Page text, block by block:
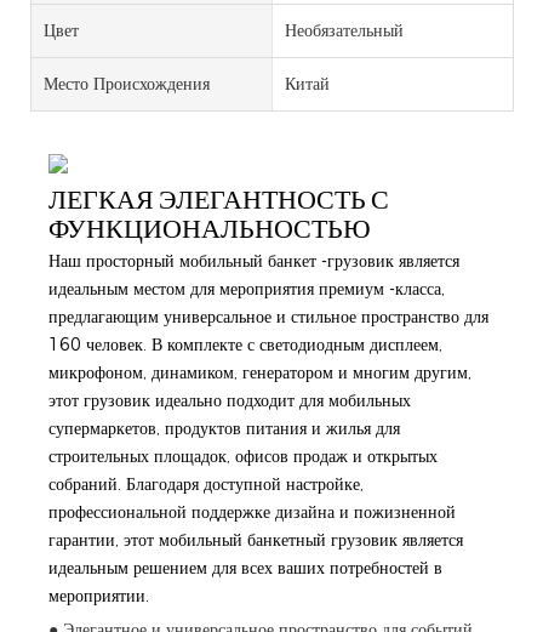
Цвет Необязательный
Место Происхождения Китай
ЛЕГКАЯ ЭЛЕГАНТНОСТЬ С
ФУНКЦИОНАЛЬНОСТЬЮ
Наш просторный мобильный банкет -грузовик является
идеальным местом для мероприятия премиум -класса,
предлагающим универсальное и стильное пространство для
160 человек. В комплекте с светодиодным дисплеем,
микрофоном, динамиком, генератором и многим другим,
этот грузовик идеально подходит для мобильных
супермаркетов, продуктов питания и жилья для
строительных площадок, офисов продаж и открытых
собраний. Благодаря доступной настройке,
профессиональной поддержке дизайна и пожизненной
гарантии, этот мобильный банкетный грузовик является
идеальным решением для всех ваших потребностей в
мероприятии.